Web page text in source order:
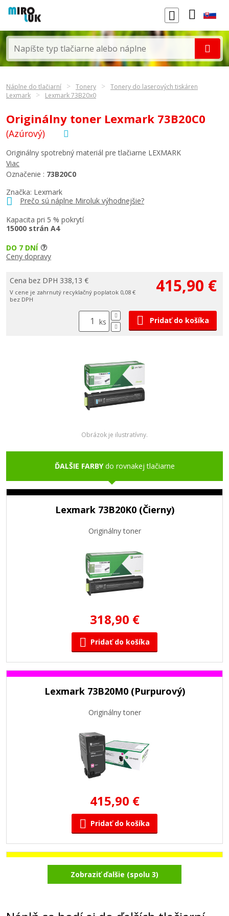
Náplne do tlačiarní Tonery
Tonery do laserových tiskáren
Lexmark
Lexmark 73B20x0
Originálny toner Lexmark 73B20C0
(Azúrový)
Značka: Lexmark
Prečo sú náplne Miroluk výhodnejšie?
Kapacita pri 5 % pokrytí
15000 strán A4
Originálny spotrebný materiál pre tlačiarne LEXMARK
Viac
Označenie : 73B20C0
DO 7 DNÍ
Ceny dopravy
Cena bez DPH 338,13 €
V cene je zahrnutý recyklačný poplatok 0,08 €
bez DPH
415,90 €
ks Pridať do košíka
Obrázok je ilustratívny.
ĎALŠIE FARBYdo rovnakej tlačiarne
Lexmark 73B20K0 (Čierny)
Originálny toner
318,90 €
Pridať do košíka
Lexmark 73B20M0 (Purpurový)
Originálny toner
415,90 €
Pridať do košíka
Lexmark 73B20Y0 (Žltý)
Zobraziť ďalšie (spolu 3)